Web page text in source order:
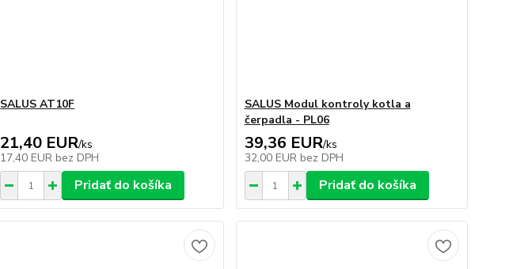
SALUS AT10F
21,40 EUR/ks
17,40 EUR bez DPH
Pridať do košíka
SALUS Modul kontroly kotla a
čerpadla - PL06
39,36 EUR/ks
32,00 EUR bez DPH
Pridať do košíka